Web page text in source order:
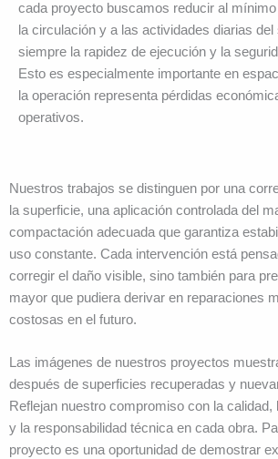
cada proyecto buscamos reducir al
la circulación y a las actividades diarias
siempre la rapidez de ejecución y la
Esto es especialmente importante en
la operación representa pérdidas
operativos.
Nuestros trabajos se distinguen por una
la superficie, una aplicación controlada del
compactación adecuada que garantiza
uso constante. Cada intervención está
corregir el daño visible, sino también para
mayor que pudiera derivar en reparaciones
costosas en el futuro.
Las imágenes de nuestros proyectos
después de superficies recuperadas y
Reflejan nuestro compromiso con la calidad,
y la responsabilidad técnica en cada obra.
proyecto es una oportunidad de demostrar